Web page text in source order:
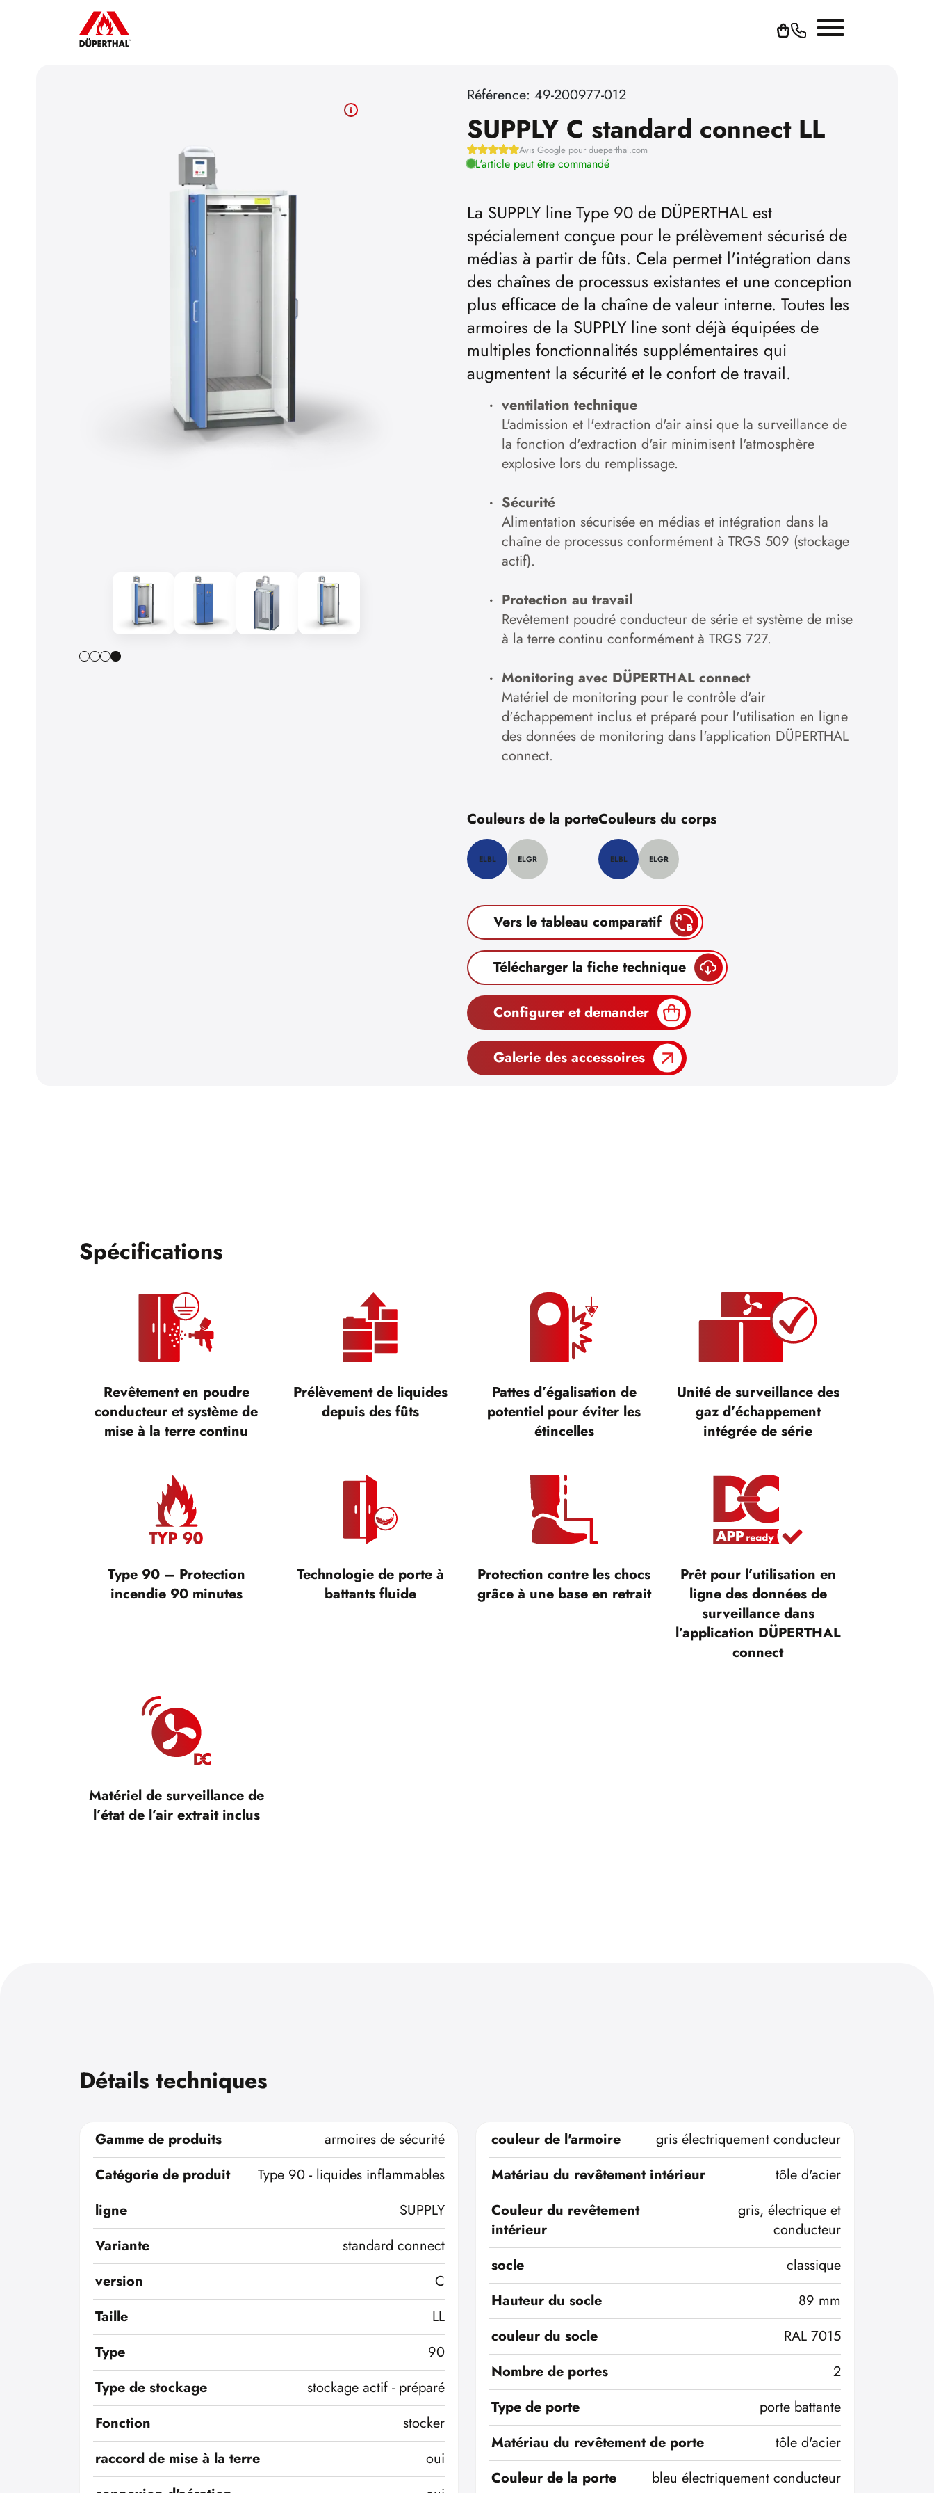
Référence: 49-200977-012
SUPPLY C standard connect LL
Avis Google pour dueperthal.com
L'article peut être commandé
La SUPPLY line Type 90 de DÜPERTHAL est
spécialement conçue pour le prélèvement sécurisé de
médias à partir de fûts. Cela permet l'intégration dans
des chaînes de processus existantes et une conception
plus efficace de la chaîne de valeur interne. Toutes les
armoires de la SUPPLY line sont déjà équipées de
multiples fonctionnalités supplémentaires qui
augmentent la sécurité et le confort de travail.
ventilation technique
L'admission et l'extraction d'air ainsi que la surveillance de
la fonction d'extraction d'air minimisent l'atmosphère
explosive lors du remplissage.
Sécurité
Alimentation sécurisée en médias et intégration dans la
chaîne de processus conformément à TRGS 509 (stockage
actif).
Protection au travail
Revêtement poudré conducteur de série et système de mise
à la terre continu conformément à TRGS 727.
Monitoring avec DÜPERTHAL connect
Matériel de monitoring pour le contrôle d'air
d'échappement inclus et préparé pour l'utilisation en ligne
des données de monitoring dans l'application DÜPERTHAL
connect.
Couleurs de la porte
ELBL ELGR
Couleurs du corps
ELBL ELGR
Vers le tableau comparatif
Télécharger la fiche technique
Configurer et demander
Galerie des accessoires
Spécifications
Revêtement en poudre
conducteur et système de
mise à la terre continu
Prélèvement de liquides
depuis des fûts
Pattes d’égalisation de
potentiel pour éviter les
étincelles
Unité de surveillance des
gaz d’échappement
intégrée de série
Type 90 – Protection
incendie 90 minutes
Technologie de porte à
battants fluide
Protection contre les chocs
grâce à une base en retrait
Prêt pour l’utilisation en
ligne des données de
surveillance dans
l’application DÜPERTHAL
connect
Matériel de surveillance de
l’état de l’air extrait inclus
Détails techniques
Gamme de produits
armoires de sécurité
Catégorie de produit
Type 90 - liquides inflammables
ligne
SUPPLY
Variante
standard connect
version
C
Taille
LL
Type
90
Type de stockage
stockage actif - préparé
Fonction
stocker
raccord de mise à la terre
oui
couleur de l'armoire
gris électriquement conducteur
Matériau du revêtement intérieur
tôle d'acier
Couleur du revêtement
intérieur
gris, électrique et
conducteur
socle
classique
Hauteur du socle
89 mm
couleur du socle
RAL 7015
Nombre de portes
2
Type de porte
porte battante
Matériau du revêtement de porte
tôle d'acier
Couleur de la porte
bleu électriquement conducteur